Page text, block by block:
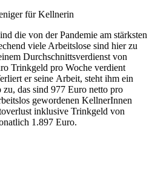
für Kellnerin
die von der Pandemie am stärksten
viele Arbeitslose sind hier zu
Durchschnittsverdienst von
Trinkgeld pro Woche verdient
er seine Arbeit, steht ihm ein
das sind 977 Euro netto pro
gewordenen KellnerInnen
inklusive Trinkgeld von
1.897 Euro.